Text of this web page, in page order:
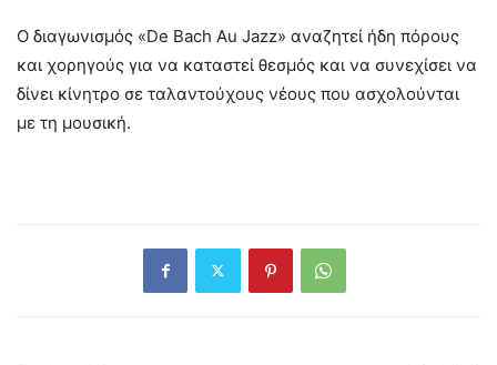
Ο διαγωνισμός «De Bach Au Jazz» αναζητεί ήδη πόρους
και χορηγούς για να καταστεί θεσμός και να συνεχίσει να
δίνει κίνητρο σε ταλαντούχους νέους που ασχολούνται
με τη μουσική.